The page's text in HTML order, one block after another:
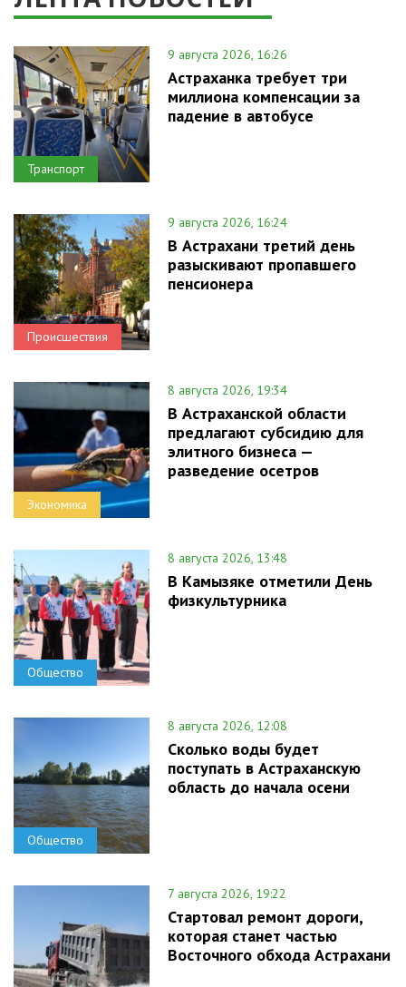
Транспорт
9 августа 2026, 16:26
Астраханка требует три
миллиона компенсации за
падение в автобусе
Происшествия
9 августа 2026, 16:24
В Астрахани третий день
разыскивают пропавшего
пенсионера
Экономика
8 августа 2026, 19:34
В Астраханской области
предлагают субсидию для
элитного бизнеса —
разведение осетров
Общество
8 августа 2026, 13:48
В Камызяке отметили День
физкультурника
Общество
8 августа 2026, 12:08
Сколько воды будет
поступать в Астраханскую
область до начала осени
7 августа 2026, 19:22
Стартовал ремонт дороги,
которая станет частью
Восточного обхода Астрахани